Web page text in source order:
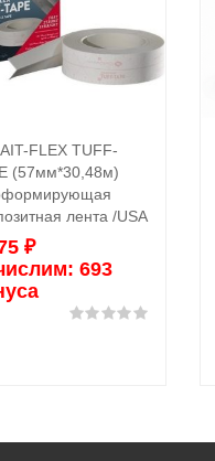
В корзину
FLEX TUFF-
(57мм*30,48м)
лента /USA
₽
693